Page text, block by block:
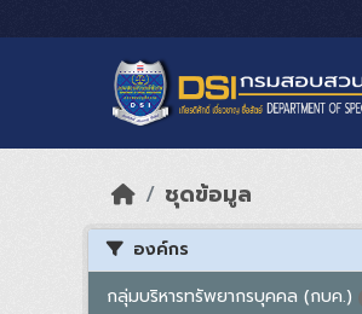
ชุดข้อมูล
องค์กร
กลุ่มบริหารทรัพยากรบุคคล (กบค.)